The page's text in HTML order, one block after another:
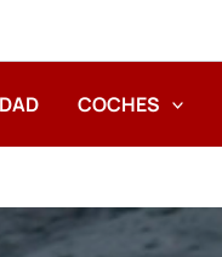
COCHES